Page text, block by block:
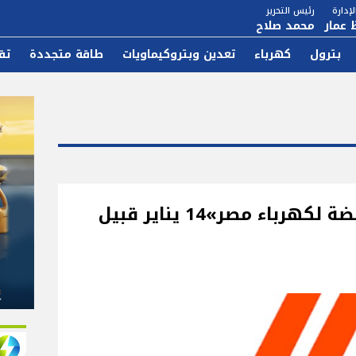
عمار
رئيس التحرير
محمد صلاح
بترول كهرباء تعدين وبتروكيماويات طاقة متجددة
انعقاد مجلس إدارة «القابضة لكهرباء مصر»14 يناير قبيل